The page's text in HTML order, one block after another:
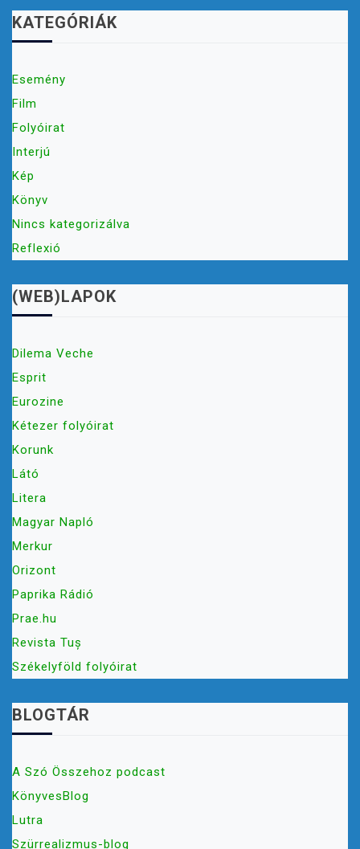
KATEGÓRIÁK
Esemény
Film
Folyóirat
Interjú
Kép
Könyv
Nincs kategorizálva
Reflexió
(WEB)LAPOK
Dilema Veche
Esprit
Eurozine
Kétezer folyóirat
Korunk
Látó
Litera
Magyar Napló
Merkur
Orizont
Paprika Rádió
Prae.hu
Revista Tuș
Székelyföld folyóirat
BLOGTÁR
A Szó Összehoz podcast
KönyvesBlog
Lutra
Szürrealizmus-blog